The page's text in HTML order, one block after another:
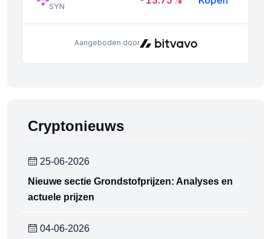
Cryptonieuws
25-06-2026
Nieuwe sectie Grondstofprijzen: Analyses en
actuele prijzen
04-06-2026